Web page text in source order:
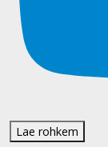
Lae rohkem